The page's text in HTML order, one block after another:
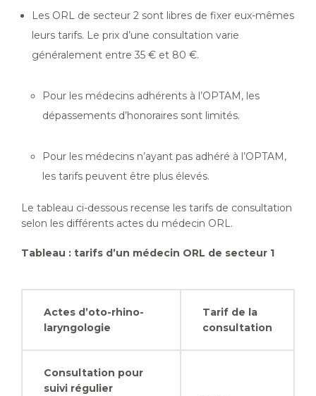
Les ORL de secteur 2 sont libres de fixer eux-mêmes
leurs tarifs. Le prix d’une consultation varie
généralement entre 35 € et 80 €.
Pour les médecins adhérents à l’OPTAM, les
dépassements d’honoraires sont limités.
Pour les médecins n’ayant pas adhéré à l’OPTAM,
les tarifs peuvent être plus élevés.
Le tableau ci-dessous recense les tarifs de consultation
selon les différents actes du médecin ORL.
Tableau : tarifs d’un médecin ORL de secteur 1
Actes d’oto-rhino-
laryngologie
Tarif de la
consultation
Consultation pour
suivi régulier